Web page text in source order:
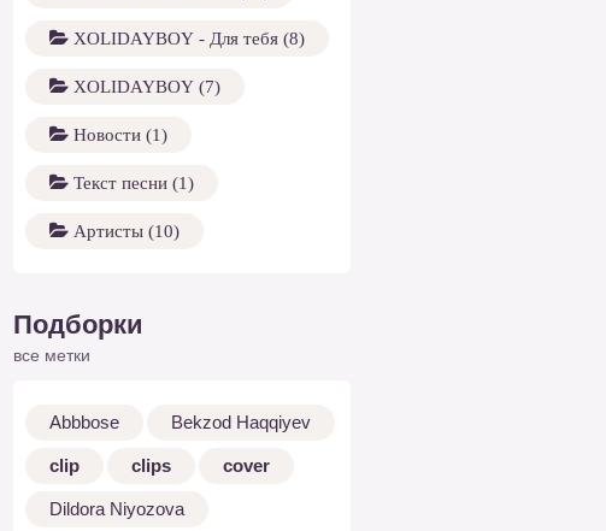
XOLIDAYBOY - Для тебя (8)
XOLIDAYBOY (7)
Новости (1)
Текст песни (1)
Артисты (10)
Подборки
все метки
Abbbose Bekzod Haqqiyev
clip clips cover
Dildora Niyozova